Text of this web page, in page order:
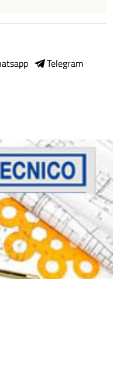
Telegram